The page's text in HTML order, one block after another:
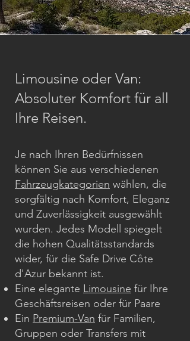
Limousine oder Van:
Absoluter Komfort für all
Ihre Reisen.
Je nach Ihren Bedürfnissen
können Sie aus verschiedenen
Fahrzeugkategorien wählen, die
sorgfältig nach Komfort, Eleganz
und Zuverlässigkeit ausgewählt
wurden. Jedes Modell spiegelt
die hohen Qualitätsstandards
wider, für die Safe Drive Côte
d'Azur bekannt ist.
Eine elegante Limousine für Ihre
Geschäftsreisen oder für Paare
Ein Premium-Van für Familien,
Gruppen oder Transfers mit